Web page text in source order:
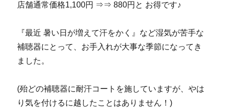
店舗通常価格1,100円 ⇒⇒ 880円と お得です♪
『最近 暑い日が増えて汗をかく』など湿気が苦手な
補聴器にとって、お手入れが大事な季節になってき
ました。
(殆どの補聴器に耐汗コートを施していますが、やは
り気を付けるに越したことはありません！)